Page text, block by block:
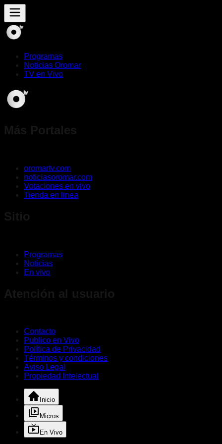
Programas
Noticias Oromar
TV en Vivo
oromartv.com
noticiasoromar.com
Votaciones en vivo
Tienda en linea
Programas
Noticias
En vivo
Contacto
Publico en Vivo
Política de Privacidad
Términos y condiciones
Aviso Legal
Propiedad Intelectual
Inicio
Micros
En Vivo